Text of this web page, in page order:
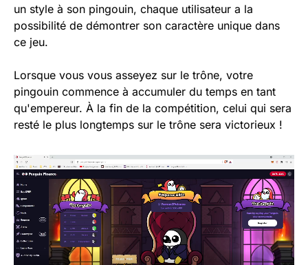
un style à son pingouin, chaque utilisateur a la
possibilité de démontrer son caractère unique dans
ce jeu.
Lorsque vous vous asseyez sur le trône, votre
pingouin commence à accumuler du temps en tant
qu'empereur. À la fin de la compétition, celui qui sera
resté le plus longtemps sur le trône sera victorieux !